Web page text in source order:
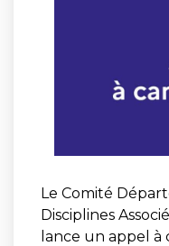
Le Comité
Disciplines
lance un appel